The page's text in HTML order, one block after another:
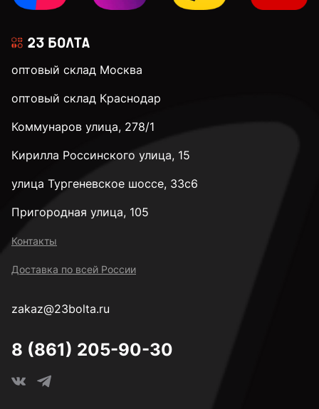
оптовый склад Москва
оптовый склад Краснодар
Коммунаров улица, 278/1
Кирилла Россинского улица, 15
улица Тургеневское шоссе, 33с6
Пригородная улица, 105
Контакты
Доставка по всей России
zakaz@23bolta.ru
8 (861) 205-90-30